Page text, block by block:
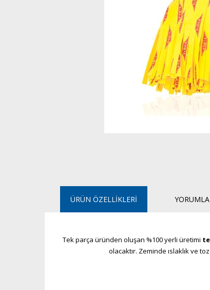
ÜRÜN ÖZELLIKLERI
Tek parça üründen oluşan %100 yerli üretimi
olacaktır. Zeminde ıslaklık ve